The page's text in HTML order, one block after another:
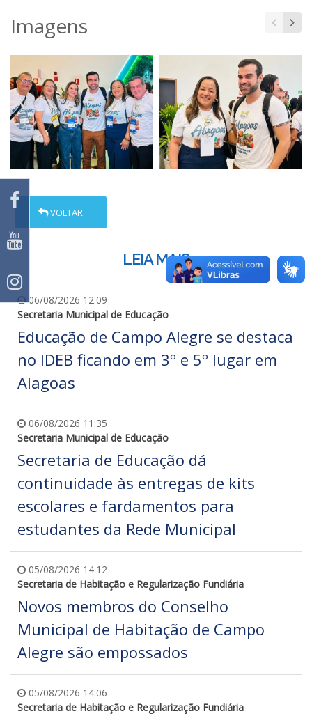
Imagens
VOLTAR
LEIA MAIS
06/08/2026 12:09
Secretaria Municipal de Educação
Educação de Campo Alegre se destaca
no IDEB ficando em 3º e 5º lugar em
Alagoas
06/08/2026 11:35
Secretaria Municipal de Educação
Secretaria de Educação dá
continuidade às entregas de kits
escolares e fardamentos para
estudantes da Rede Municipal
05/08/2026 14:12
Secretaria de Habitação e Regularização Fundiária
Novos membros do Conselho
Municipal de Habitação de Campo
Alegre são empossados
05/08/2026 14:06
Secretaria de Habitação e Regularização Fundiária